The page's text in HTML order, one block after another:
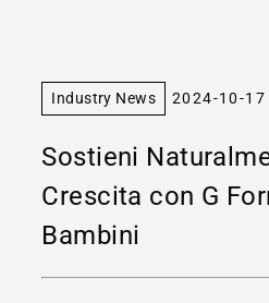
Industry News 2024-10-17
Sostieni
Crescita con G
Bambini